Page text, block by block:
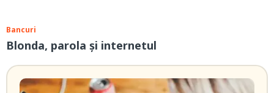
Bancuri
Blonda, parola și internetul